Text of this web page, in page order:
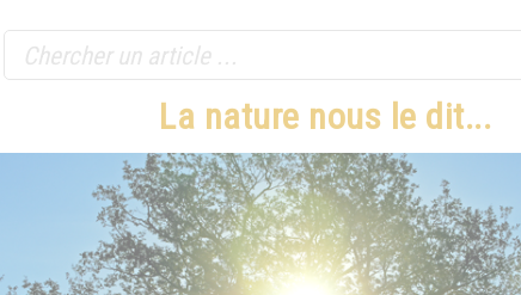
La nature nous le dit...